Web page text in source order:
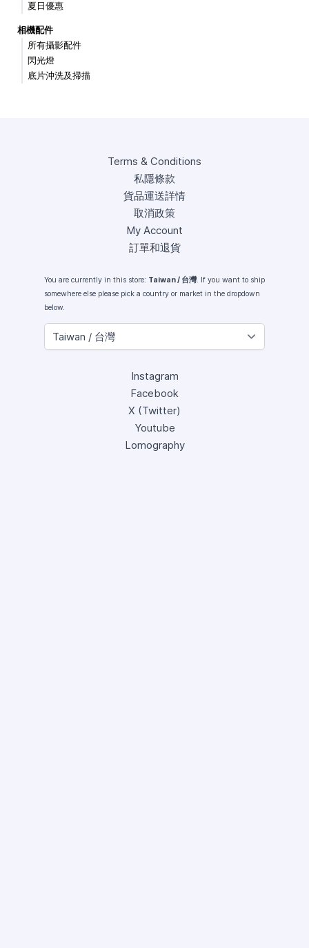
夏日優惠
相機配件
所有攝影配件
閃光燈
底片沖洗及掃描
Terms & Conditions
私隱條款
貨品運送詳情
取消政策
My Account
訂單和退貨
You are currently in this store: Taiwan / 台灣. If you want to ship
somewhere else please pick a country or market in the dropdown
below.
Instagram
Facebook
X (Twitter)
Youtube
Lomography